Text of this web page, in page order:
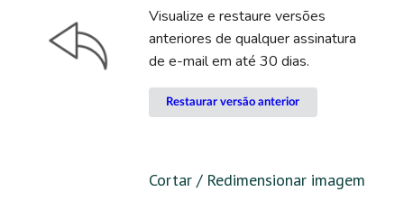
Visualize e restaure versões
anteriores de qualquer assinatura
de e-mail em até 30 dias.
Restaurar versão anterior
Cortar / Redimensionar imagem